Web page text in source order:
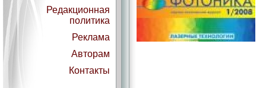
Редакционная
политика
Реклама
Авторам
Контакты